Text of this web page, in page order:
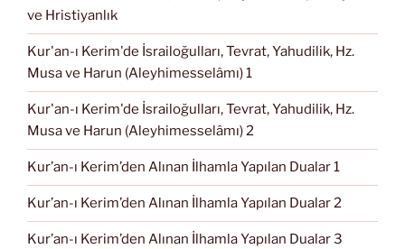
ve Hristiyanlık
Kur'an-ı Kerim'de İsrailoğulları, Tevrat, Yahudilik, Hz.
Musa ve Harun (Aleyhimesselâmı) 1
Kur'an-ı Kerim'de İsrailoğulları, Tevrat, Yahudilik, Hz.
Musa ve Harun (Aleyhimesselâmı) 2
Kur’an-ı Kerim’den Alınan İlhamla Yapılan Dualar 1
Kur’an-ı Kerim’den Alınan İlhamla Yapılan Dualar 2
Kur’an-ı Kerim’den Alınan İlhamla Yapılan Dualar 3